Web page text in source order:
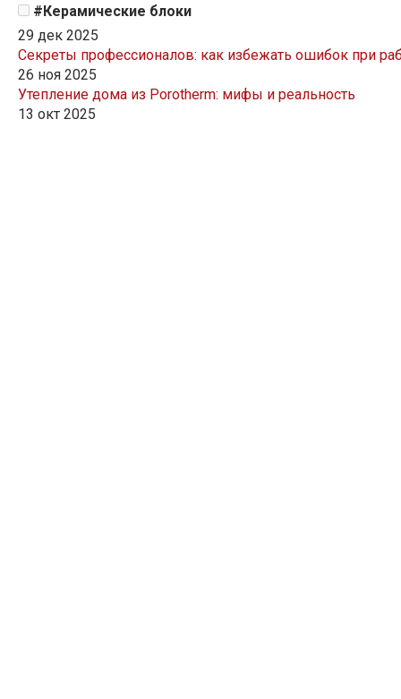
#Керамические блоки
29 дек 2025
Секреты профессионалов: как избежать ошибок при
26 ноя 2025
Утепление дома из Porotherm: мифы и реальность
13 окт 2025